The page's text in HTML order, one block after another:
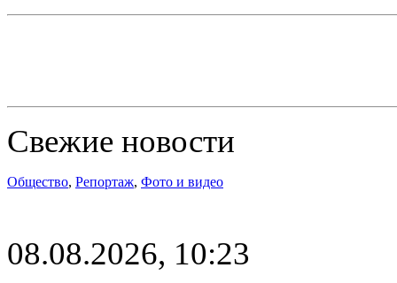
Свежие новости
Общество, Репортаж, Фото и видео
08.08.2026, 10:23